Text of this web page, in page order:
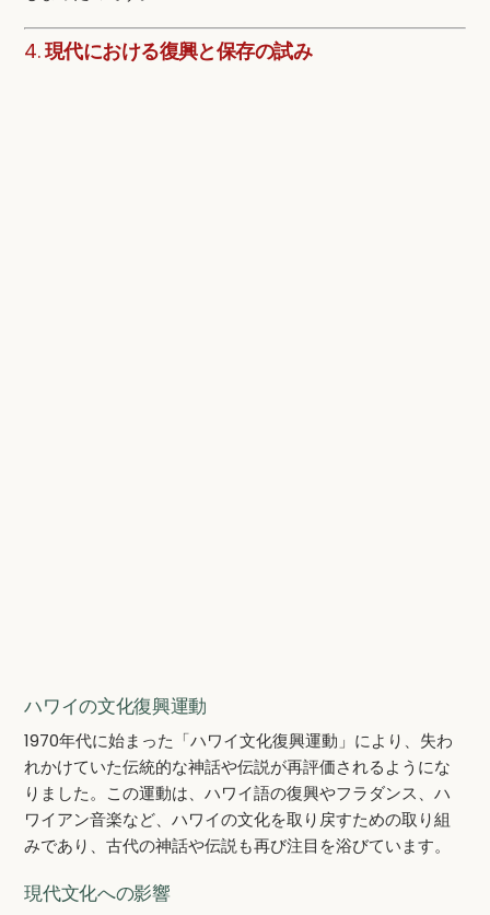
4.現代における復興と保存の試み
ハワイの文化復興運動
1970年代に始まった「ハワイ文化復興運動」により、失わ
れかけていた伝統的な神話や伝説が再評価されるようにな
りました。この運動は、ハワイ語の復興やフラダンス、ハ
ワイアン音楽など、ハワイの文化を取り戻すための取り組
みであり、古代の神話や伝説も再び注目を浴びています。
現代文化への影響